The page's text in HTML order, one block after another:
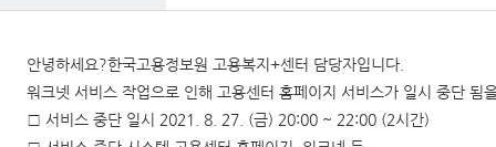
안녕하세요?한국고용정보원 고용복지+센터 담당자입니다.
워크넷 서비스 작업으로 인해 고용센터 홈페이지 서비스가 일시 중단 됨
□ 서비스 중단 일시 2021. 8. 27. (금) 20:00 ~ 22:00 (2시간)